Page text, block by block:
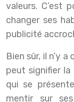
valeurs. C’est
changer ses
publicité
Bien sûr, il n’y
peut signifier la
qui se
mentir sur